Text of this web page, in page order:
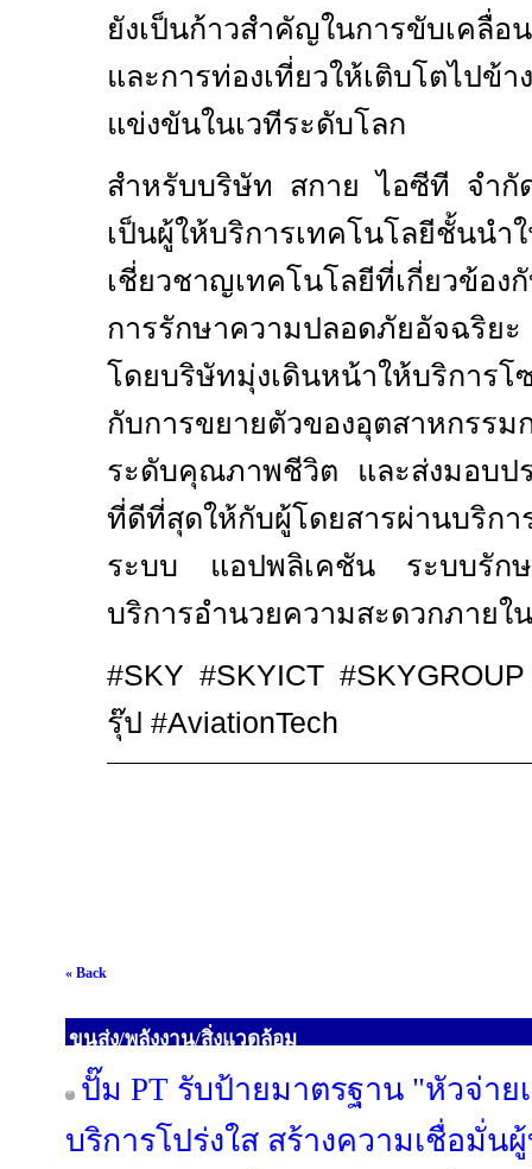
ยังเป็นก้าวสำคัญในการขับเคลื่อ
และการท่องเที่ยวให้เติบโตไปข้
แข่งขันในเวทีระดับโลก
สำหรับบริษัท สกาย ไอซีที จำ
เป็นผู้ให้บริการเทคโนโลยีชั้นนำ
เชี่ยวชาญเทคโนโลยีที่เกี่ยวข้อง
การรักษาความปลอดภัยอัจฉริย
โดยบริษัทมุ่งเดินหน้าให้บริการ
กับการขยายตัวของอุตสาหกร
ระดับคุณภาพชีวิต และส่งมอบป
ที่ดีที่สุดให้กับผู้โดยสารผ่านบริ
ระบบ แอปพลิเคชัน ระบบรัก
บริการอำนวยความสะดวกภายใ
#SKY #SKYICT
รุ๊ป #AviationTech
« Back
ขนส่ง/พลังงาน/สิ่งแวดล้อม
ปั๊ม PT รับป้ายมาตรฐาน "หัวจ่าย
บริการโปร่งใส สร้างความเชื่อมั่น